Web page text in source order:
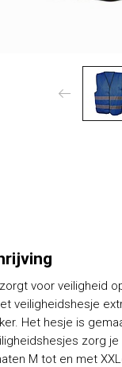
zorgt voor veiligheid
veiligheidshesje
Het hesje is
zorg
M tot en met